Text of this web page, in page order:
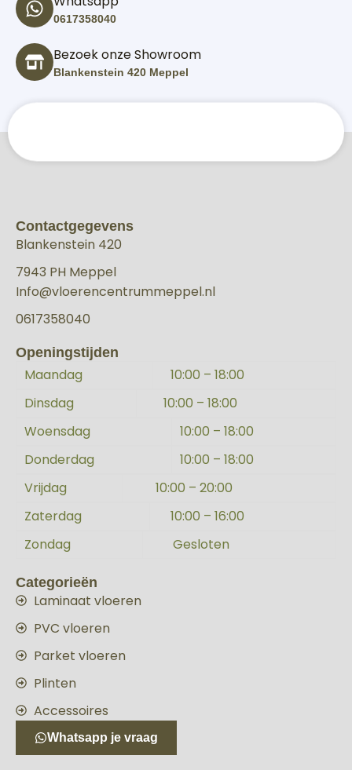
0617358040
Bezoek onze Showroom
Blankenstein 420 Meppel
Contactgegevens
Blankenstein 420
7943 PH Meppel
Info@vloerencentrummeppel.nl
0617358040
Openingstijden
Maandag
10:00 – 18:00
Dinsdag
10:00 – 18:00
Woensdag
10:00 – 18:00
Donderdag
10:00 – 18:00
Vrijdag
10:00 – 20:00
Zaterdag
10:00 – 16:00
Zondag
Gesloten
Categorieën
Laminaat vloeren
PVC vloeren
Parket vloeren
Plinten
Accessoires
Whatsapp je vraag